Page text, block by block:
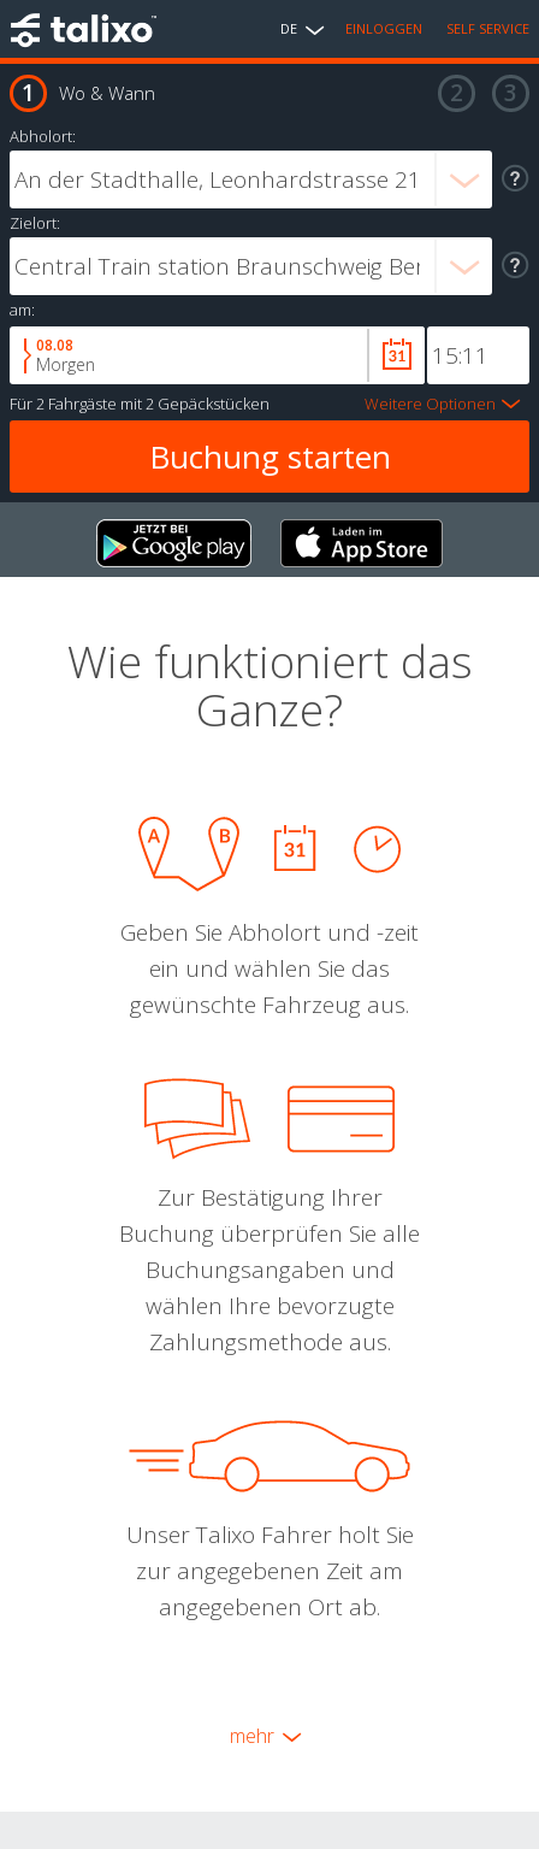
DE EINLOGGEN SELF SERVICE
Wo & Wann
Abholort:
Zielort:
am:
08.08
Morgen
Für2 Fahrgäste mit2 Gepäckstücken Weitere Optionen
Wie funktioniert das
Ganze?
Geben Sie Abholort und -zeit
ein und wählen Sie das
gewünschte Fahrzeug aus.
Zur Bestätigung Ihrer
Buchung überprüfen Sie alle
Buchungsangaben und
wählen Ihre bevorzugte
Zahlungsmethode aus.
Unser Talixo Fahrer holt Sie
zur angegebenen Zeit am
angegebenen Ort ab.
mehr